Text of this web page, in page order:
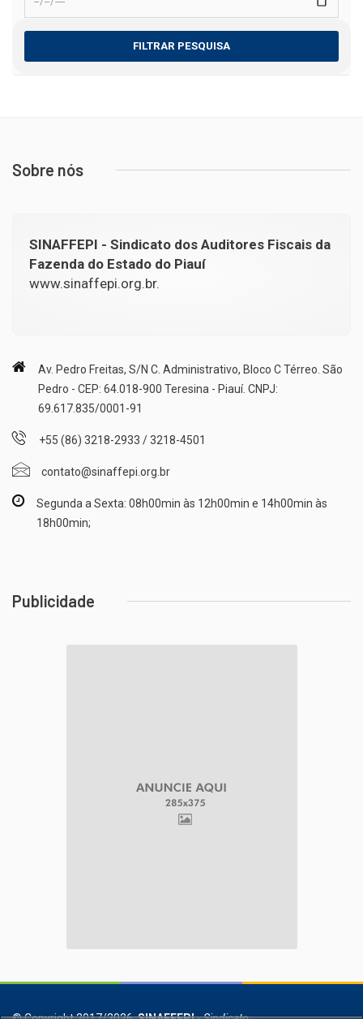
FILTRAR PESQUISA
Sobre nós
SINAFFEPI - Sindicato dos Auditores Fiscais da
Fazenda do Estado do Piauí
www.sinaffepi.org.br.
Av. Pedro Freitas, S/N C. Administrativo, Bloco C Térreo. São
Pedro - CEP: 64.018-900 Teresina - Piauí. CNPJ:
69.617.835/0001-91
+55 (86) 3218-2933 / 3218-4501
contato@sinaffepi.org.br
Segunda a Sexta: 08h00min às 12h00min e 14h00min às
18h00min;
Publicidade